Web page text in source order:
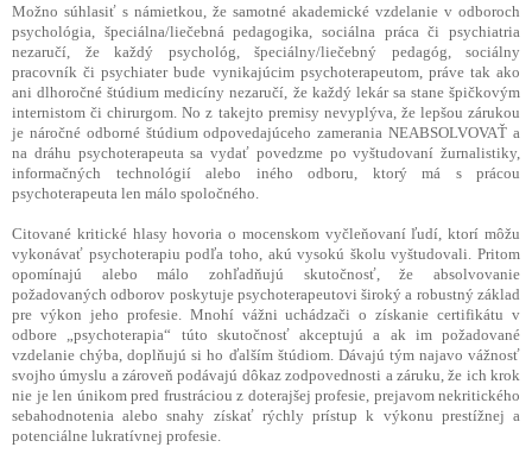
Možno súhlasiť s námietkou, že samotné akademické vzdelanie v odboroch
psychológia, špeciálna/liečebná pedagogika, sociálna práca či psychiatria
nezaručí, že každý psychológ, špeciálny/liečebný pedagóg, sociálny
pracovník či psychiater bude vynikajúcim psychoterapeutom, práve tak ako
ani dlhoročné štúdium medicíny nezaručí, že každý lekár sa stane špičkovým
internistom či chirurgom. No z takejto premisy nevyplýva, že lepšou zárukou
je náročné odborné štúdium odpovedajúceho zamerania NEABSOLVOVAŤ a
na dráhu psychoterapeuta sa vydať povedzme po vyštudovaní žurnalistiky,
informačných technológií alebo iného odboru, ktorý má s prácou
psychoterapeuta len málo spoločného.
Citované kritické hlasy hovoria o mocenskom vyčleňovaní ľudí, ktorí môžu
vykonávať psychoterapiu podľa toho, akú vysokú školu vyštudovali. Pritom
opomínajú alebo málo zohľadňujú skutočnosť, že absolvovanie
požadovaných odborov poskytuje psychoterapeutovi široký a robustný základ
pre výkon jeho profesie. Mnohí vážni uchádzači o získanie certifikátu v
odbore „psychoterapia“ túto skutočnosť akceptujú a ak im požadované
vzdelanie chýba, doplňujú si ho ďalším štúdiom. Dávajú tým najavo vážnosť
svojho úmyslu a zároveň podávajú dôkaz zodpovednosti a záruku, že ich krok
nie je len únikom pred frustráciou z doterajšej profesie, prejavom nekritického
sebahodnotenia alebo snahy získať rýchly prístup k výkonu prestížnej a
potenciálne lukratívnej profesie.